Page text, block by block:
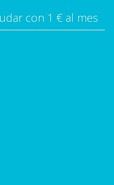
con 1 € al mes